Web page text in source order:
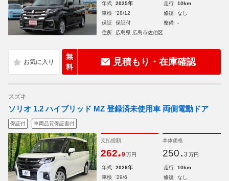
年式 2025年 走行
10km
車検
'28/12 修復
なし
保証
保証付 整備
-
住所
広島県 広島市佐伯区
無
料
見積もり・在庫確認
スズキ
ソリオ 1.2 ハイブリッド MZ 登録済未使用車 両側電動ドア
保証付 車両品質保証書付
支払総額
262.9 万円
本体価格
250. 3 万円
年式 2026年 走行
10km
車検
'29/6 修復
なし